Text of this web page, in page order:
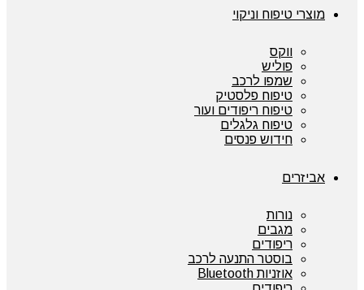
מוצרי טיפוח וניקוי
ווקס
פוליש
שמפו לרכב
טיפוח פלסטיק
טיפוח ריפודים ועור
טיפוח גלגלים
חידוש פנסים
אביזרים
נורות
מגבים
ריפודים
בוסטר התנעה לרכב
אוזניות Bluetooth